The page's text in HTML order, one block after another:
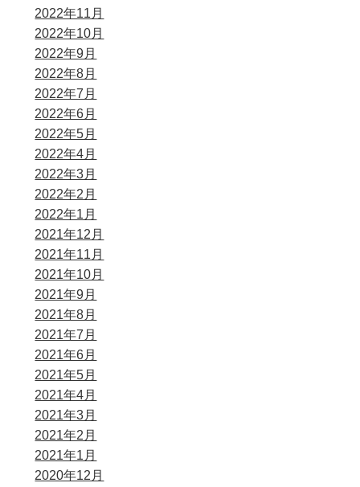
2022年11月
2022年10月
2022年9月
2022年8月
2022年7月
2022年6月
2022年5月
2022年4月
2022年3月
2022年2月
2022年1月
2021年12月
2021年11月
2021年10月
2021年9月
2021年8月
2021年7月
2021年6月
2021年5月
2021年4月
2021年3月
2021年2月
2021年1月
2020年12月